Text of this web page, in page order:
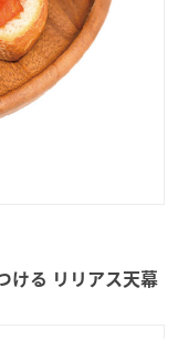
ける リリアス天幕